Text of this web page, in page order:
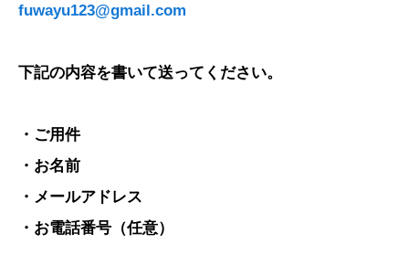
fuwayu123@gmail.com
下記の内容を書いて送ってください。
・ご用件
・お名前
・メールアドレス
・お電話番号（任意）